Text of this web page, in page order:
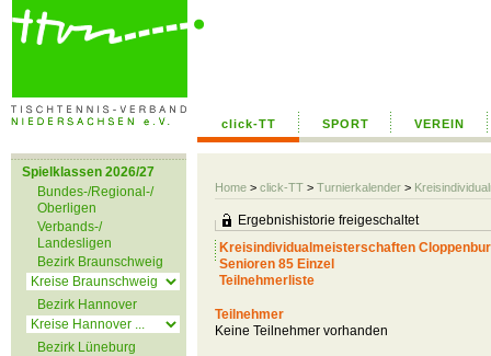
click-TT SPORT VEREIN
Home > click-TT > Turnierkalender >
Spielklassen 2026/27
Bundes-/Regional-/
Oberligen
Verbands-/
Landesligen
Bezirk Braunschweig
Bezirk Hannover
Bezirk Lüneburg
Ergebnishistorie freigeschaltet
Kreisindividualmeisterschaften
Senioren 85 Einzel
Teilnehmerliste
Teilnehmer
Keine Teilnehmer vorhanden